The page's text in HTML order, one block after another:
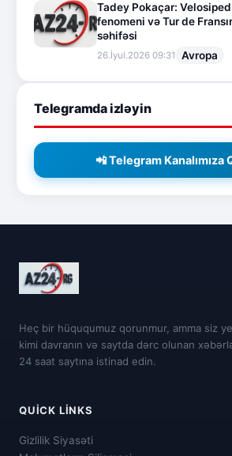
Tadey Pokaçar: Velosiped
fenomeni və Tur de
səhifəsi
26.İyul.2026 09:31 Avropa
Telegramda izləyin
📲 Telegram Kanalımıza
Heç bir hüququmuz qorunmur, amma siz
kimi davranın və saytda dərc olunan
24 saat saytına istinad edin.
QUICK LINKS
Gizlilik Siyasəti